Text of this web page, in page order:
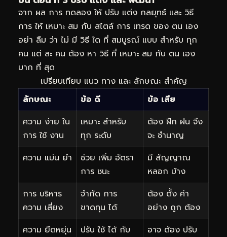
จาก ผล การ ทดลอง ให้ ปรับ แต่ง กลยุทธ์ และ วิธี
การ ให้ เหมาะ สม กับ สไตล์ การ เทรด ของ ตน เอง
อย่า ลืม ว่า ไม่ มี วิธี ใด ที่ สมบูรณ์ แบบ สำหรับ ทุก
คน แต่ ละ คน ต้อง หา วิธี ที่ เหมาะ สม กับ ตน เอง
มาก ที่ สุด
เปรียบเทียบ แนว ทาง และ ลักษณะ สำคัญ
ลักษณะ
ข้อ ดี
ข้อ เสีย
ความ ง่าย ใน
การ ใช้ งาน
เหมาะ สำหรับ
ทุก ระดับ
ต้อง ฝึก ฝน จึง
จะ ชำนาญ
ความ แม่น ยำ
ช่วย เพิ่ม อัตรา
การ ชนะ
มี สัญญาณ
หลอก บ้าง
การ บริหาร
ความ เสี่ยง
จำกัด การ
ขาดทุน ได้
ต้อง ตั้ง ค่า
อย่าง ถูก ต้อง
ความ ยืดหยุ่น
ปรับ ใช้ ได้ กับ
อาจ ต้อง ปรับ